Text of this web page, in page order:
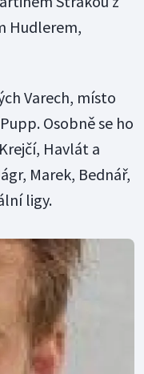
Hudlerem,
Varech, místo
Osobně se ho
Havlát a
Marek, Bednář,
ligy.